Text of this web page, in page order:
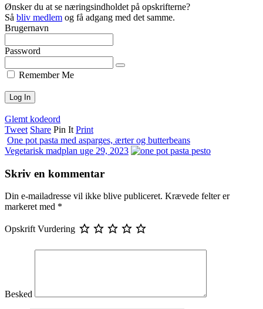
Ønsker du at se næringsindholdet på opskrifterne?
Så bliv medlem og få adgang med det samme.
Brugernavn
Password
Remember Me
Glemt kodeord
Tweet Share Pin It Print
One pot pasta med asparges, ærter og butterbeans
Vegetarisk madplan uge 29, 2023
Skriv en kommentar
Din e-mailadresse vil ikke blive publiceret. Krævede felter er
markeret med *
Opskrift Vurdering
Besked